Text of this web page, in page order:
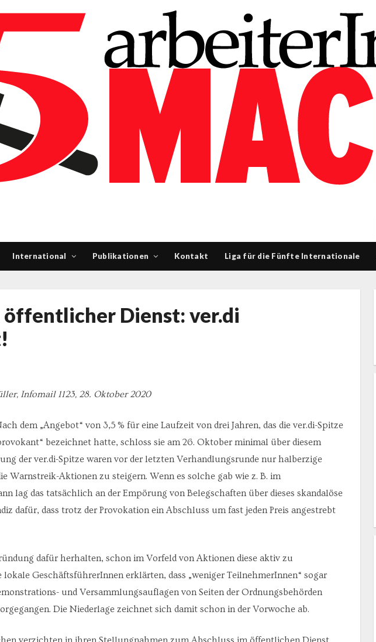
International Publikationen Kontakt Liga für die Fünfte Internationale
Dienst: ver.di
Infomail 1123, 28. Oktober 2020
dem „Angebot“ von 3,5 % für eine Laufzeit von drei Jahren, das die ver.di-Spitze
bezeichnet hatte, schloss sie am 26. Oktober minimal über diesem
der ver.di-Spitze waren vor der letzten Verhandlungsrunde nur halberzige
Warnstreik-Aktionen zu steigern. Wenn es solche gab wie z. B. im
lag das tatsächlich an der Empörung von Belegschaften über dieses skandalöse
dafür, dass trotz der Provokation ein Abschluss um fast jeden Preis angestrebt
dafür herhalten, schon im Vorfeld von Aktionen diese aktiv zu
lokale GeschäftsführerInnen erklärten, dass „weniger TeilnehmerInnen“ sogar
und Versammlungsauflagen von Seiten der Ordnungsbehörden
Die Niederlage zeichnet sich damit schon in der Vorwoche ab.